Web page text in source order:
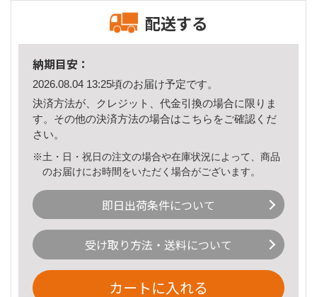
配送する
納期目安：
2026.08.04 13:25頃のお届け予定です。
決済方法が、クレジット、代金引換の場合に限りま
す。その他の決済方法の場合はこちら をご確認くだ
さい。
※土・日・祝日の注文の場合や在庫状況によって、商品
のお届けにお時間をいただく場合がございます。
即日出荷条件について
受け取り方法・送料について
カートに入れる